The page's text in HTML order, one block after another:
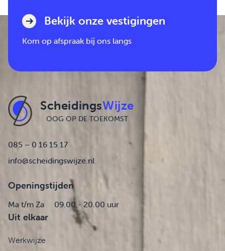
Bekijk onze vestigingen
Kom op afspraak bij ons langs
ScheidingsWijze
OOG OP DE TOEKOMST
085 – 0 16 15 17
info@scheidingswijze.nl
Openingstijden
Ma t/m Za 09.00 - 20.00 uur
Uit elkaar
Werkwijze